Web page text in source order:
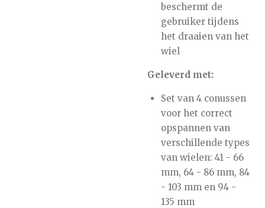
beschermt de
gebruiker tijdens
het draaien van het
wiel
Geleverd met:
Set van 4 conussen
voor het correct
opspannen van
verschillende types
van wielen: 41 - 66
mm, 64 - 86 mm, 84
- 103 mm en 94 -
135 mm